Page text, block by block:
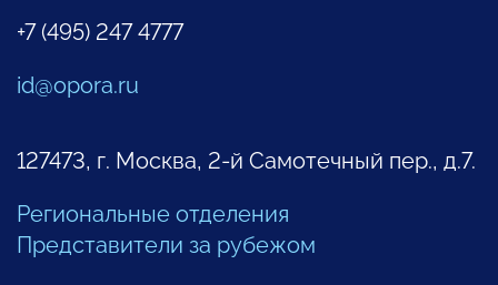
+7 (495) 247 4777
id@opora.ru
127473, г. Москва, 2-й Самотечный пер., д.7.
Региональные отделения
Представители за рубежом